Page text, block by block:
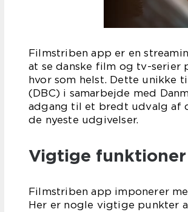
Filmstriben app er en
at se danske film og tv-serier
hvor som helst. Dette unikke
(DBC) i samarbejde med
adgang til et bredt udvalg af
de nyeste udgivelser.
Vigtige
Filmstriben app imponerer
Her er nogle vigtige punkter